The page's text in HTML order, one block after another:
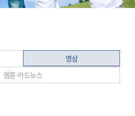
영상
웹툰·카드뉴스